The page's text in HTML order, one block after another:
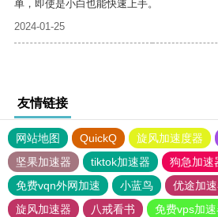
单，即使是小白也能快速上手。
2024-01-25
友情链接
网站地图 QuickQ 旋风加速度器
坚果加速器
tiktok加速器
狗急加速
免费vqn外网加速
小蓝鸟 优途加
旋风加速器
八戒看书 免费vps加